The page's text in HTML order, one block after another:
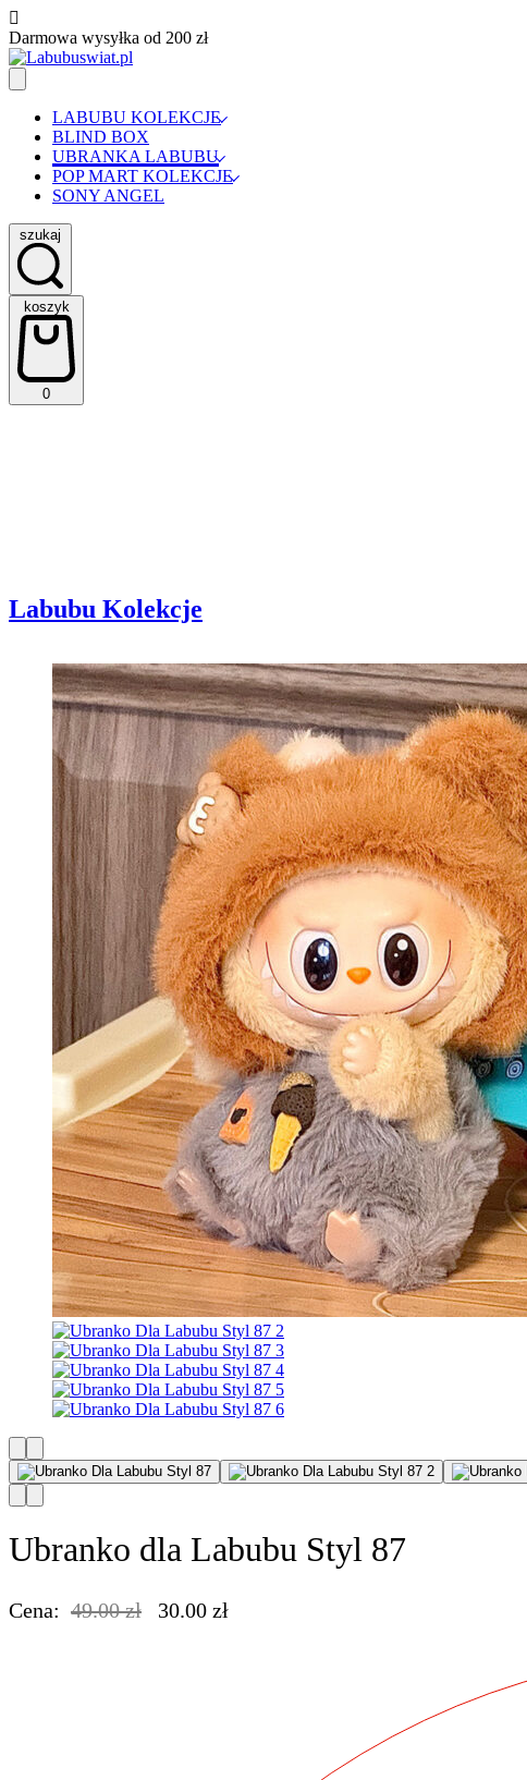
Skip
to
content
Darmowa wysyłka od 200 zł
LABUBU KOLEKCJE
BLIND BOX
UBRANKA LABUBU
POP MART KOLEKCJE
SONY ANGEL
szukaj
szukaj
koszyk
0koszyk
(0)
Labubu Kolekcje
Ubranko dla Labubu Styl 87
Cena: 49.00zł
Pierwotna
30.00 zł
Aktualna